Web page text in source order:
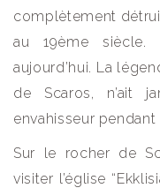
complètement
au 19ème
aujourd’hui. La
de Scaros, n’ait
envahisseur pendant
Sur le rocher de
visiter l’église